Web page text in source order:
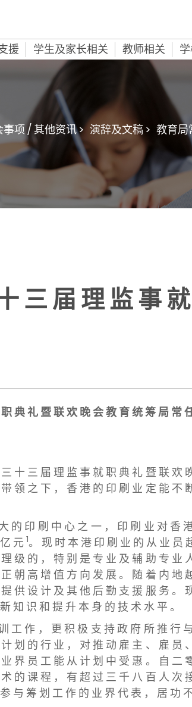
援 学生及家长相关 教师相关
项 / 其他资讯 > 演辞及文稿 > 教育局
三 届 理 监 事
典 礼 暨 联 欢 晚 会 教 育 统 筹 局 常
十 三 届 理 监 事 就 职 典 礼 暨 联 欢
领 之 下 ， 香 港 的 印 刷 业 定 能 不
的 印 刷 中 心 之 一 ， 印 刷 业 对 香
元 1。 现 时 本 港 印 刷 业 的 从 业 员
级 的 ， 特 别 是 专 业 及 辅 助 专 业
朝 高 增 值 方 向 发 展 。 随 着 内 地
供 设 计 及 其 他 后 勤 支 援 服 务 。
知 识 和 提 升 本 身 的 技 术 水 平 。
工 作 ， 更 积 极 支 持 政 府 所 推 行
划 的 行 业 ， 对 推 动 雇 主 、 雇 员
界 员 工 能 从 计 划 中 受 惠 。 自 二
的 课 程 ， 有 超 过 三 千 八 百 人 次
与 筹 划 工 作 的 业 界 代 表 ， 居 功 不